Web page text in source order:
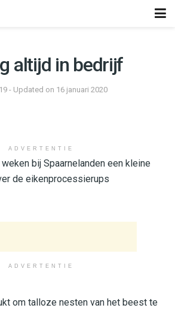
altijd in bedrijf
- Updated on 16 januari 2020
ADVERTENTIE
bij Spaarnelanden een kleine
de eikenprocessierups
ADVERTENTIE
om talloze nesten van het beest te